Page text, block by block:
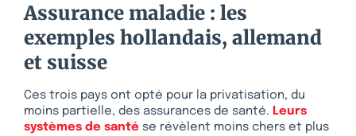
Assurance maladie : les
exemples hollandais, allemand
et suisse
Ces trois pays ont opté pour la privatisation, du
moins partielle, des assurances de santé. Leurs
systèmes de santé se révèlent moins chers et plus